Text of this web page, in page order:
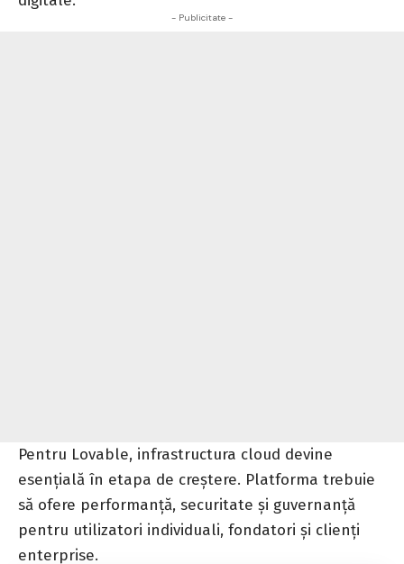
- Publicitate -
Pentru Lovable, infrastructura cloud devine
esențială în etapa de creștere. Platforma trebuie
să ofere performanță, securitate și guvernanță
pentru utilizatori individuali, fondatori și clienți
enterprise.